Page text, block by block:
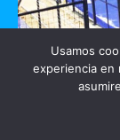
Usamos
experiencia en